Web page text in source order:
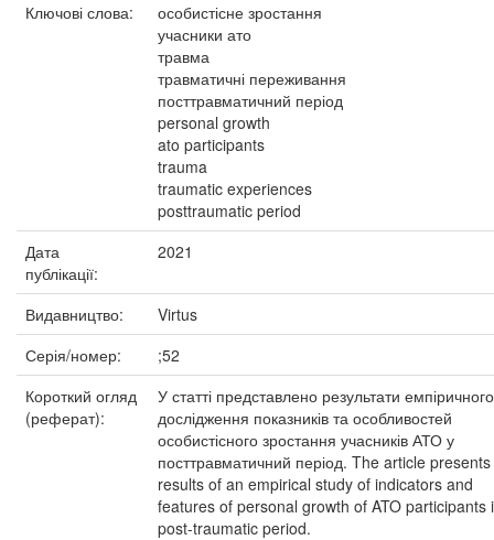
Ключові слова:
особистісне зростання
учасники ато
травма
травматичні переживання
посттравматичний період
personal growth
ato participants
trauma
traumatic experiences
posttraumatic period
Дата
публікації:
2021
Видавництво:
Virtus
Серія/номер:
;52
Короткий огляд
(реферат):
У статті представлено результати емпіричного
дослідження показників та особливостей
особистісного зростання учасників АТО у
посттравматичний період. The article
results of an empirical study of indicators and
features of personal growth of ATO participants
post-traumatic period.